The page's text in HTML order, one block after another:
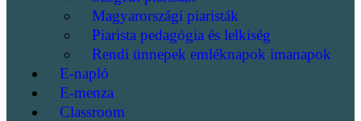
Magyarországi piaristák
Piarista pedagógia és lelkiség
Rendi ünnepek emléknapok imanapok
E-napló
E-menza
Classroom